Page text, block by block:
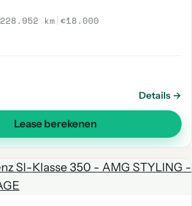
228.952 km |€18.000
Details →
Lease berekenen